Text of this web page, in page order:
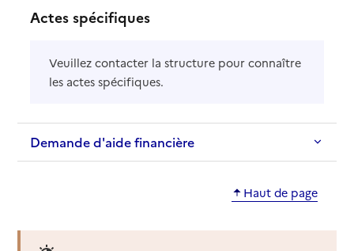
Actes spécifiques
Veuillez contacter la structure pour connaître
les actes spécifiques.
Demande d'aide financière
Haut de page